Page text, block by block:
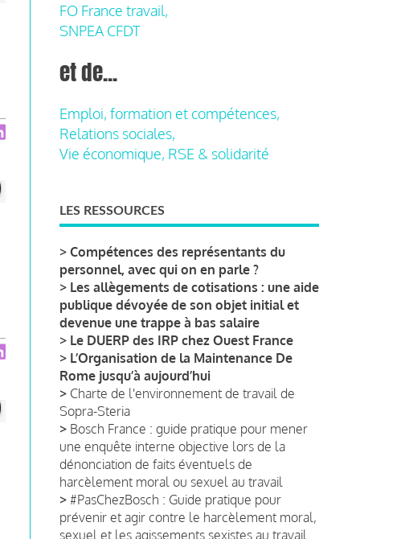
FO France travail,
SNPEA CFDT
et de...
Emploi, formation et compétences,
Relations sociales,
Vie économique, RSE & solidarité
LES RESSOURCES
> Compétences des représentants du
personnel, avec qui on en parle ?
> Les allègements de cotisations : une aide
publique dévoyée de son objet initial et
devenue une trappe à bas salaire
> Le DUERP des IRP chez Ouest France
> L’Organisation de la Maintenance De
Rome jusqu’à aujourd’hui
> Charte de l'environnement de travail de
Sopra-Steria
> Bosch France : guide pratique pour mener
une enquête interne objective lors de la
dénonciation de faits éventuels de
harcèlement moral ou sexuel au travail
> #PasChezBosch : Guide pratique pour
prévenir et agir contre le harcèlement moral,
sexuel et les agissements sexistes au travail